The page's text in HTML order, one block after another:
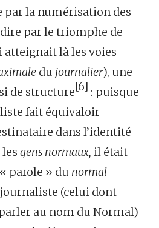
par la numérisation des
par le triomphe de
là les voies
du journalier), une
de structure[6] : puisque
fait équivaloir
dans l’identité
gens normaux, il était
parole » du normal
journaliste (celui dont
au nom du Normal)